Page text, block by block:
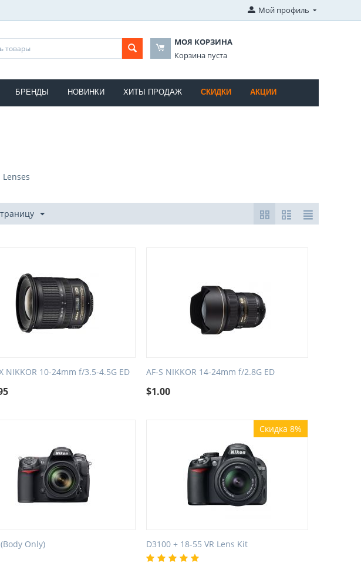
Мой профиль
МОЯ КОРЗИНА
Корзина пуста
БРЕНДЫ НОВИНКИ ХИТЫ ПРОДАЖ СКИДКИ АКЦИИ
Lenses
NIKKOR 10-24mm f/3.5-4.5G ED AF-S NIKKOR 14-24mm f/2.8G ED
$1.00
Only)
Скидка 8%
D3100 + 18-55 VR Lens Kit